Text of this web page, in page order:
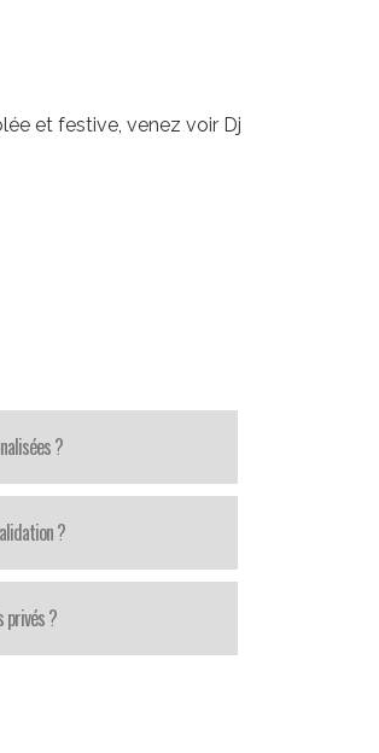
et festive, venez voir Dj
?
?
privés ?